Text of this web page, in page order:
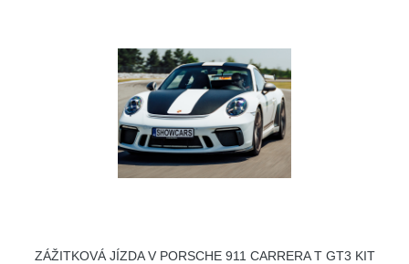
ZÁŽITKOVÁ JÍZDA V PORSCHE 911 CARRERA T GT3 KIT